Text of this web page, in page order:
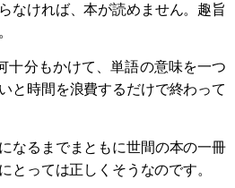
なければ、本が読めません。趣旨
十分もかけて、単語の意味を一つ
と時間を浪費するだけで終わって
なるまでまともに世間の本の一冊
とっては正しくそうなのです。